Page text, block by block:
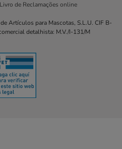
Livro de Reclamações online
Artículos para Mascotas, S.L.U. CIF B-
detalhista: M.V./I-131/M